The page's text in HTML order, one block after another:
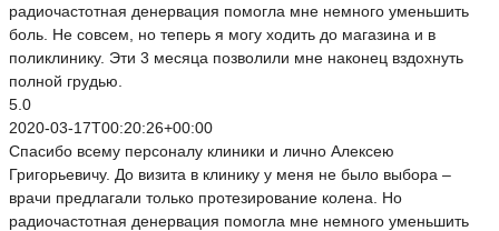
радиочастотная денервация помогла мне немного уменьшить
боль. Не совсем, но теперь я могу ходить до магазина и в
поликлинику. Эти 3 месяца позволили мне наконец вздохнуть
полной грудью.
5.0
2020-03-17T00:20:26+00:00
Спасибо всему персоналу клиники и лично Алексею
Григорьевичу. До визита в клинику у меня не было выбора –
врачи предлагали только протезирование колена. Но
радиочастотная денервация помогла мне немного уменьшить